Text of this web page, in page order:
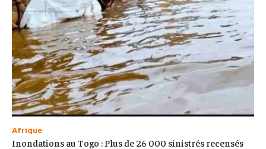
Afrique
Inondations au Togo : Plus de 26 000 sinistrés recensés